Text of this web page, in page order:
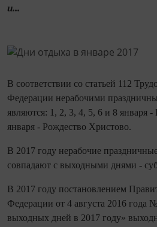
и...
В соответствии со статьей 112
Федерации нерабочими
являются: 1, 2, 3, 4, 5, 6 и 8 января
января - Рождество Христово.
В 2017 году нерабочие
совпадают с выходными днями -
В 2017 году постановлением
Федерации от 4 августа 2016 года
выходных дней в 2017 году»